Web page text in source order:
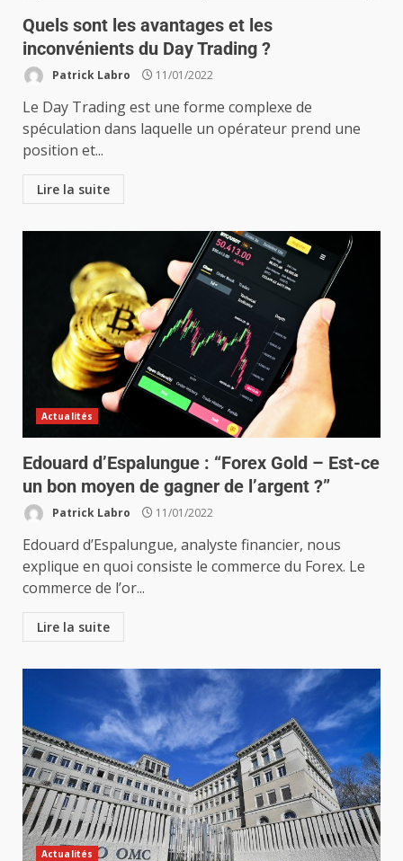
Quels sont les avantages et les
inconvénients du Day Trading ?
Patrick Labro 11/01/2022
Le Day Trading est une forme complexe de
spéculation dans laquelle un opérateur prend une
position et...
Lire la suite
Actualités
Edouard d’Espalungue : “Forex Gold – Est-ce
un bon moyen de gagner de l’argent ?”
Patrick Labro 11/01/2022
Edouard d’Espalungue, analyste financier, nous
explique en quoi consiste le commerce du Forex. Le
commerce de l’or...
Lire la suite
Actualités